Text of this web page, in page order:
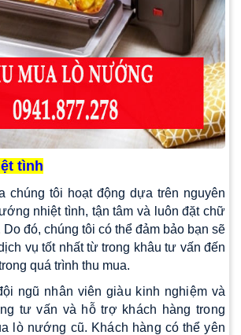
tình
chúng tôi hoạt động dựa trên nguyên
nhiệt tình, tận tâm và luôn đặt chữ
đó, chúng tôi có thể đảm bảo bạn sẽ
vụ tốt nhất từ trong khâu tư vấn đến
quá trình thu mua.
ngũ nhân viên giàu kinh nghiệm và
tư vấn và hỗ trợ khách hàng trong
lò nướng cũ. Khách hàng có thể yên